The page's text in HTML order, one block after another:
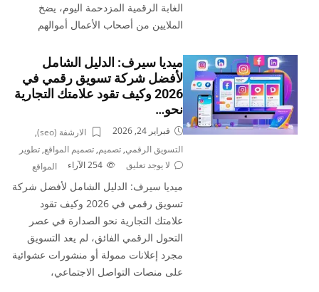
الغابة الرقمية المزدحمة اليوم، يضخ
الملايين من أصحاب الأعمال أموالهم
ميديا سيرف: الدليل الشامل
لأفضل شركة تسويق رقمي في
2026 وكيف تقود علامتك التجارية
نحو…
فبراير 24, 2026 الارشفة (seo)
,
التسويق الرقمي,تصميم,تصميم المواقع,تطوير
المواقع
لا يوجد تعليق 254 الآراء
ميديا سيرف: الدليل الشامل لأفضل شركة
تسويق رقمي في 2026 وكيف تقود
علامتك التجارية نحو الصدارة في عصر
التحول الرقمي الفائق، لم يعد التسويق
مجرد إعلانات ممولة أو منشورات عشوائية
على منصات التواصل الاجتماعي،